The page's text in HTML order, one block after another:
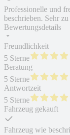
Professionelle und
beschrieben. Sehr
Bewertungsdetails
Freundlichkeit
5 Sterne
Beratung
5 Sterne
Antwortzeit
5 Sterne
Fahrzeug gekauft
Fahrzeug wie